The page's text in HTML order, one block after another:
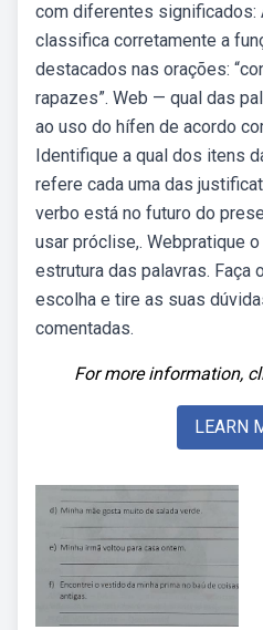
com diferentes significados:
classifica corretamente a
destacados nas orações:
rapazes”. Web — qual das
ao uso do hífen de acordo
Identifique a qual dos itens
refere cada uma das
verbo está no futuro do
usar próclise,. Webpratique
estrutura das palavras.
escolha e tire as suas
comentadas.
For more information,
LEARN